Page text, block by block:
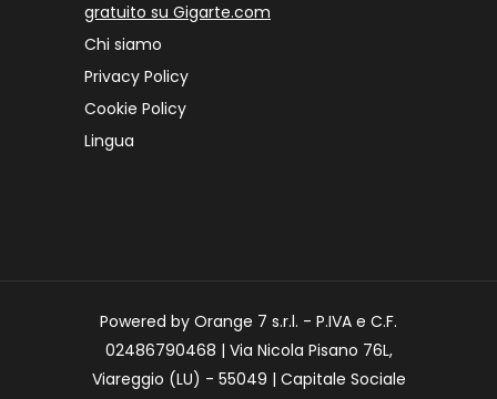
gratuito su Gigarte.com
Chi siamo
Privacy Policy
Cookie Policy
Lingua
Powered by Orange 7 s.r.l. - P.IVA e C.F.
02486790468 | Via Nicola Pisano 76L,
Viareggio (LU) - 55049 | Capitale Sociale